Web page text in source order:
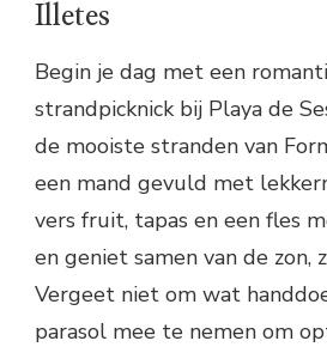
Illetes
Begin je dag met een
strandpicknick bij Playa de
de mooiste stranden van
een mand gevuld met
vers fruit, tapas en een fles
en geniet samen van de zon,
Vergeet niet om wat
parasol mee te nemen om